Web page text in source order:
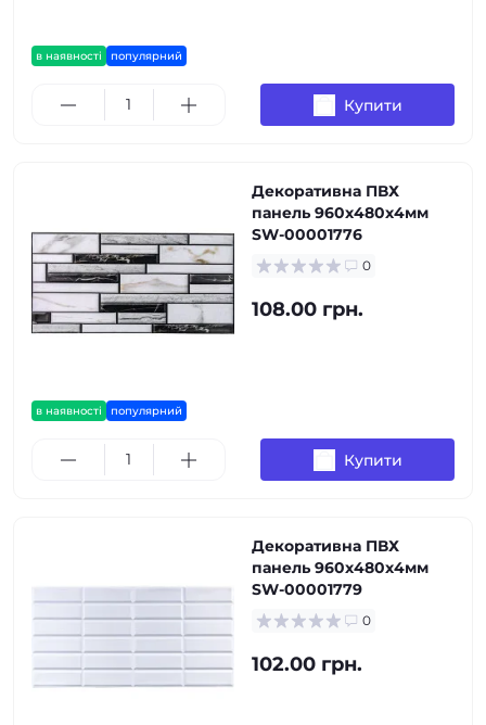
в наявності популярний
Купити
в наявності популярний
Декоративна ПВХ
панель 960х480х4мм
SW-00001776
0
108.00 грн.
Купити
Декоративна ПВХ
панель 960х480х4мм
SW-00001779
0
102.00 грн.